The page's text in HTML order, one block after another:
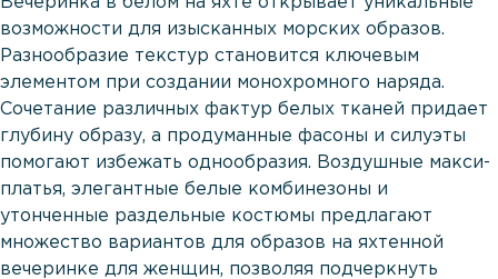
возможности для изысканных морских образов.
Разнообразие текстур становится ключевым
элементом при создании монохромного наряда.
Сочетание различных фактур белых тканей придает
глубину образу, а продуманные фасоны и силуэты
помогают избежать однообразия. Воздушные макси-
платья, элегантные белые комбинезоны и
утонченные раздельные костюмы предлагают
множество вариантов для образов на яхтенной
вечеринке для женщин, позволяя подчеркнуть